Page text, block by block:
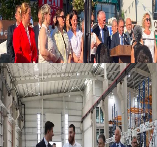
Yeni Parti Bandırma Teşkilatı kuruldu
06 Ağustos 2026